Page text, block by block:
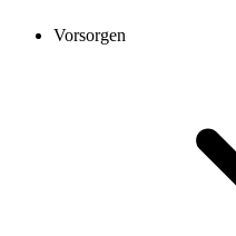
Vorsorgen